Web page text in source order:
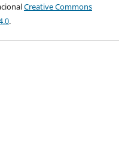
Creative Commons
.